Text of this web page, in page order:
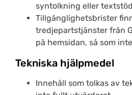
syntolkning eller
Tillgänglighetsbrister
tredjepartstjänster från
på hemsidan, så som
Tekniska hjälpmedel
Innehåll som tolkas av